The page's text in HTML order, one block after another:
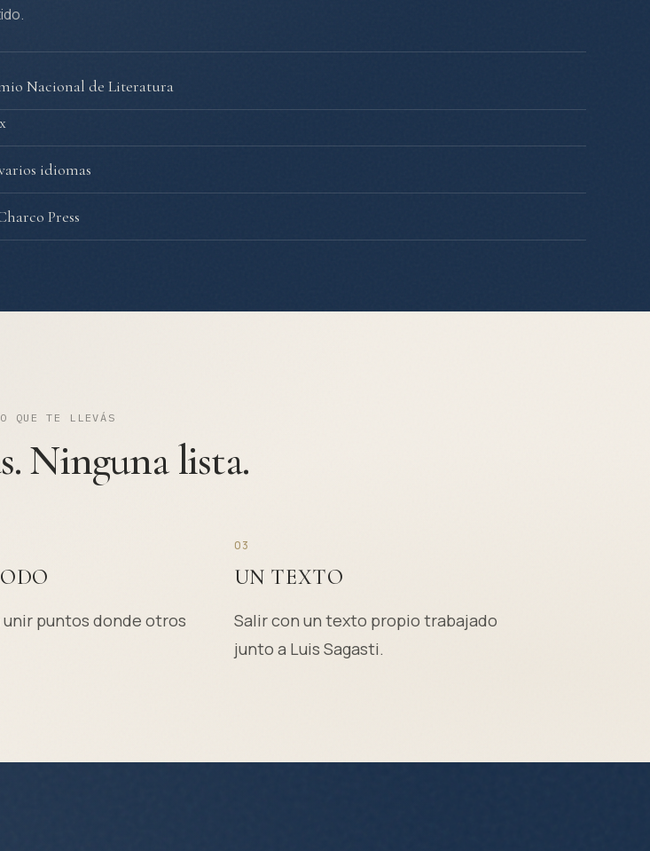
Nacional de Literatura
idiomas
Press
QUE TE LLEVÁS
Ninguna lista.
unir puntos donde otros
03
UN TEXTO
Salir con un texto propio trabajado
junto a Luis Sagasti.